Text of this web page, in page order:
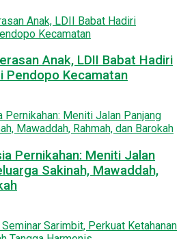
Anak, LDII Babat Hadiri
Pendopo Kecamatan
Pernikahan: Meniti Jalan
Sakinah, Mawaddah,